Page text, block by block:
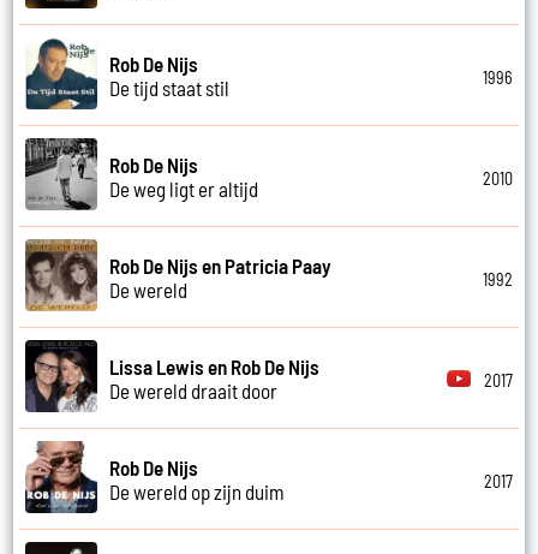
Rob De Nijs
De tijd staat stil
1996
Rob De Nijs
De weg ligt er altijd
2010
Rob De Nijs en Patricia Paay
De wereld
1992
Lissa Lewis en Rob De Nijs
De wereld draait door
2017
Rob De Nijs
De wereld op zijn duim
2017